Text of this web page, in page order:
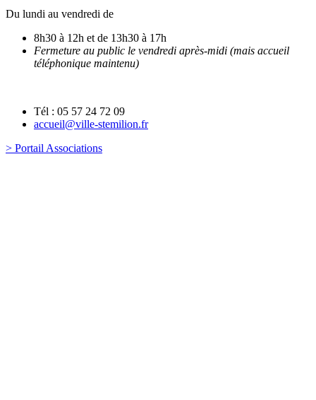
Du lundi au vendredi de
8h30 à 12h et de 13h30 à 17h
Fermeture au public le vendredi après-midi (mais accueil
téléphonique maintenu)
Tél : 05 57 24 72 09
accueil@ville-stemilion.fr
> Portail Associations